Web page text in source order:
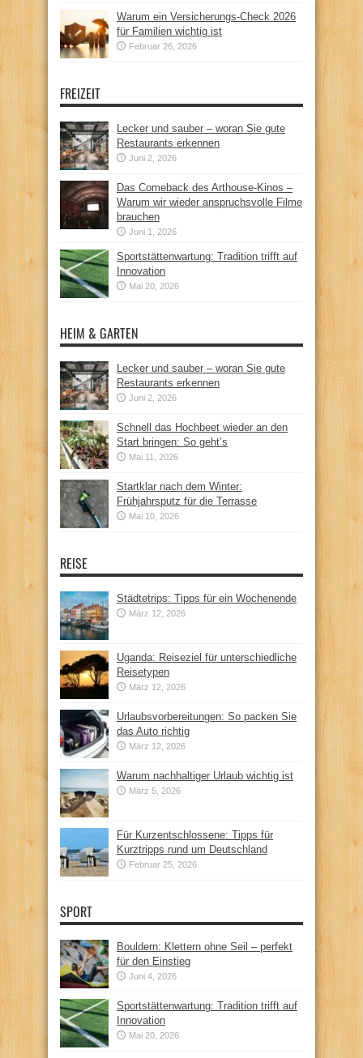
Warum ein Versicherungs-Check 2026
für Familien wichtig ist
Februar 26, 2026
FREIZEIT
Lecker und sauber – woran Sie gute
Restaurants erkennen
Juni 2, 2026
Das Comeback des Arthouse-Kinos –
Warum wir wieder anspruchsvolle Filme
brauchen
Juni 1, 2026
Sportstättenwartung: Tradition trifft auf
Innovation
Mai 20, 2026
HEIM & GARTEN
Lecker und sauber – woran Sie gute
Restaurants erkennen
Juni 2, 2026
Schnell das Hochbeet wieder an den
Start bringen: So geht’s
Mai 11, 2026
Startklar nach dem Winter:
Frühjahrsputz für die Terrasse
Mai 10, 2026
REISE
Städtetrips: Tipps für ein Wochenende
März 12, 2026
Uganda: Reiseziel für unterschiedliche
Reisetypen
März 12, 2026
Urlaubsvorbereitungen: So packen Sie
das Auto richtig
März 12, 2026
Warum nachhaltiger Urlaub wichtig ist
März 5, 2026
Für Kurzentschlossene: Tipps für
Kurztripps rund um Deutschland
Februar 25, 2026
SPORT
Bouldern: Klettern ohne Seil – perfekt
für den Einstieg
Juni 4, 2026
Sportstättenwartung: Tradition trifft auf
Innovation
Mai 20, 2026